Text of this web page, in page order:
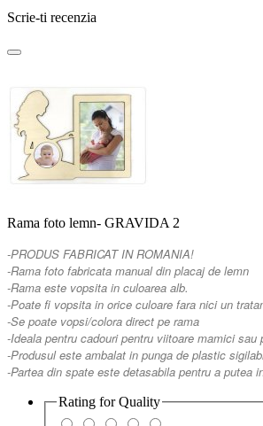
Scrie-ti recenzia
Rama foto lemn- GRAVIDA 2
-PRODUS FABRICAT IN ROMANIA!
-Rama foto fabricata manual din placaj de lemn
-Rama este vopsita in culoarea alb.
-Poate fi vopsita in orice culoare fara nici un
-Se poate vopsi/colora direct pe rama
-Ideala pentru cadouri pentru viitoare mamici sau
-Produsul este ambalat in punga de plastic
-Partea din spate este detasabila pentru a putea
Rating forQuality